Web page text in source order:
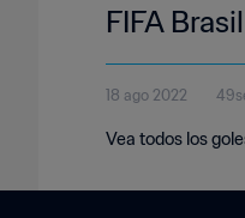
FIFA
18 ago 2022
Vea todos los